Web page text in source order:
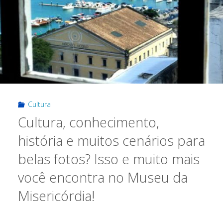
programas
mais
BBB
de
Cultura
Cultura, conhecimento,
história e muitos cenários para
belas fotos? Isso e muito mais
você encontra no Museu da
Misericórdia!